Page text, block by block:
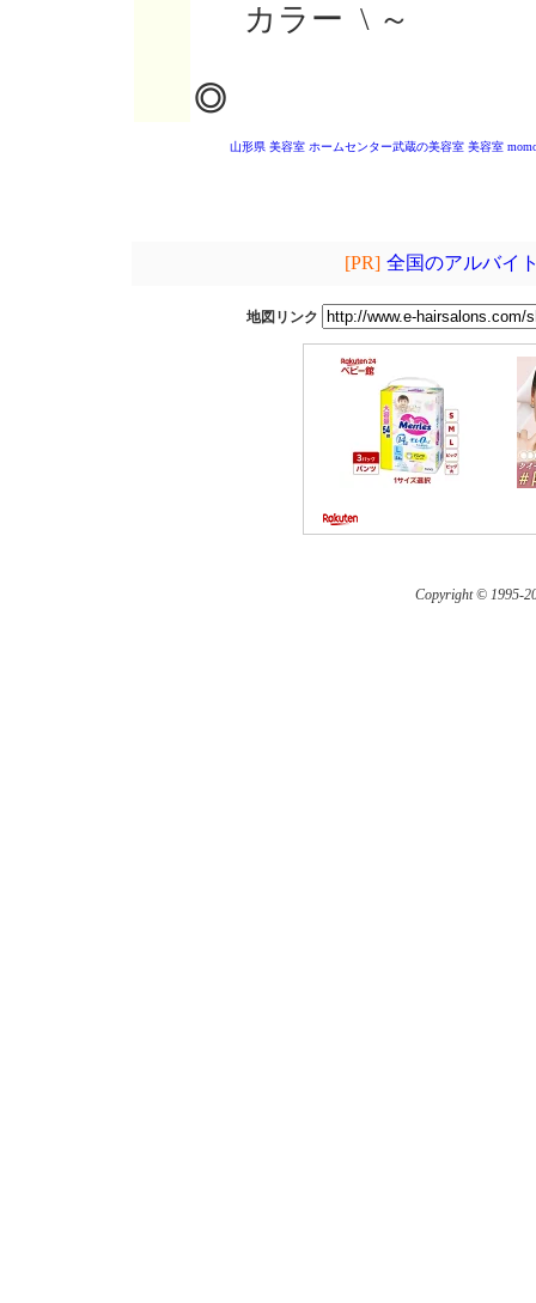
カラー \ ～
◎
山形県 美容室 ホームセンター武蔵の美容室 美容室
[PR] 全国のアルバイ
地図リンク
Copyright © 1995-